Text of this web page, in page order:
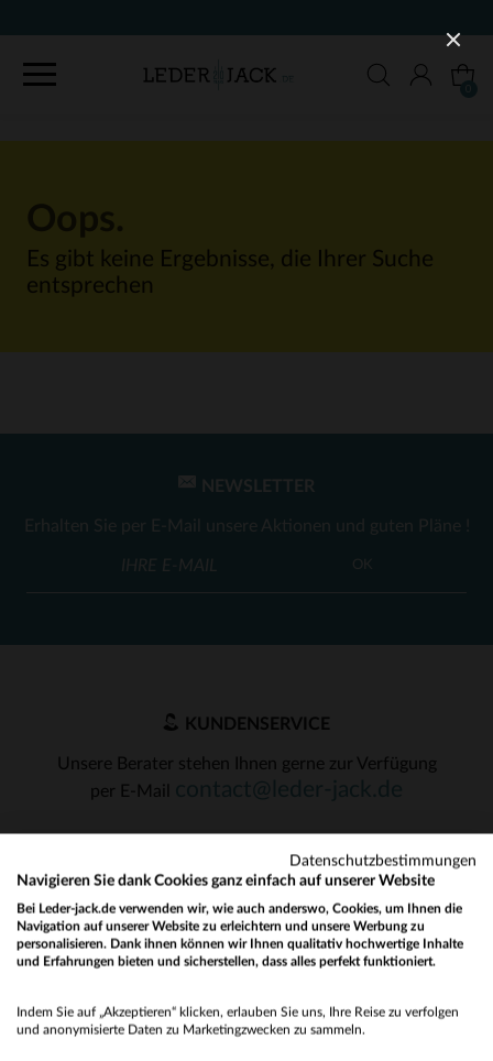
Es gibt keine Ergebnisse, die Ihrer Suche
entsprechen
NEWSLETTER
Erhalten Sie per E-Mail unsere Aktionen und guten Pläne !
OK
KUNDENSERVICE
Unsere Berater stehen Ihnen gerne zur Verfügung
per E-Mail
UNSERE VERTRAUENSWÜRDIGEN PARTNER
No
Datenschutzbestimmungen
Navigieren Sie dank Cookies ganz einfach auf unserer Website
Bei Leder-jack.de verwenden wir, wie auch anderswo, Cookies, um Ihnen die
Navigation auf unserer Website zu erleichtern und unsere Werbung zu
personalisieren. Dank ihnen können wir Ihnen qualitativ hochwertige Inhalte
und Erfahrungen bieten und sicherstellen, dass alles perfekt funktioniert.
Indem Sie auf „Akzeptieren“ klicken, erlauben Sie uns, Ihre Reise zu verfolgen
und anonymisierte Daten zu Marketingzwecken zu sammeln.